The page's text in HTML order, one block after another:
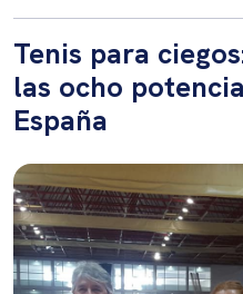
Tenis para
las ocho
España